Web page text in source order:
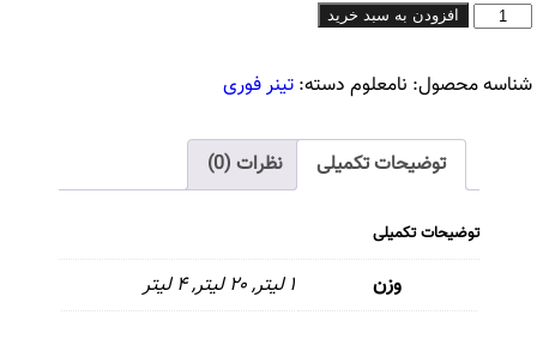
تینر
20,000
افزودن به سبد خرید
شناسه محصول: نامعلوم دسته:تینر فوری
توضیحات تکمیلی نظرات (0)
توضیحات تکمیلی
وزن ۱ لیتر, ۲۰ لیتر, ۴ لیتر